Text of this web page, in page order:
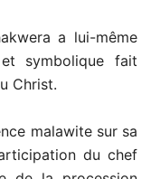
a lui-même
symbolique fait
Christ.
malawite sur sa
du chef